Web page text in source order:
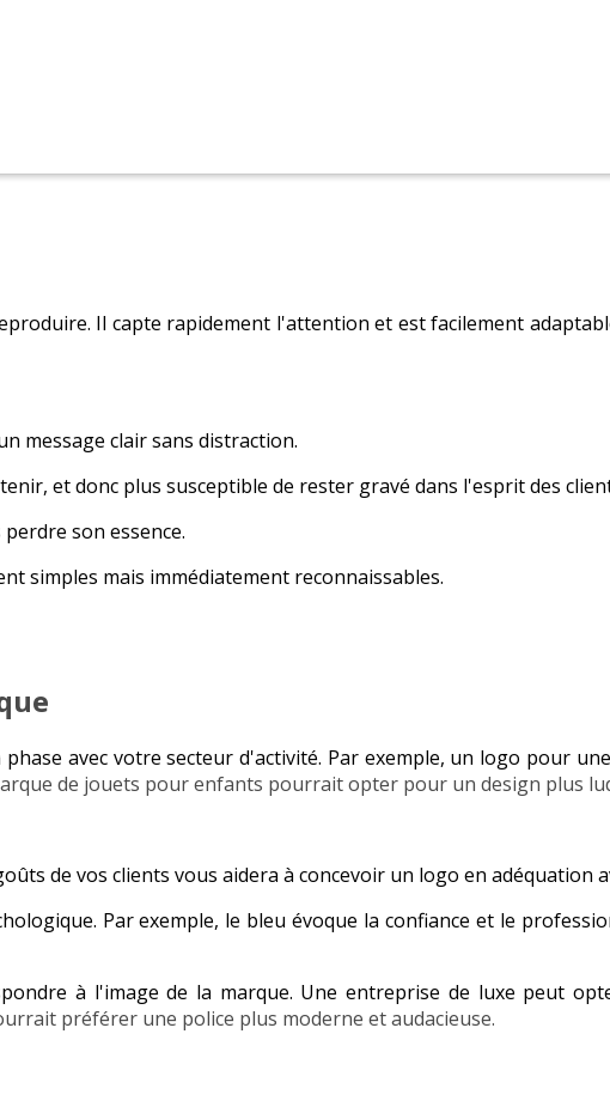
Il capte rapidement l'attention et est facilement
message clair sans distraction.
et donc plus susceptible de rester gravé dans l'esprit des
son essence.
simples mais immédiatement reconnaissables.
avec votre secteur d'activité. Par exemple, un logo pour
de jouets pour enfants pourrait opter pour un design plus
de vos clients vous aidera à concevoir un logo en adéquation
Par exemple, le bleu évoque la confiance et le
à l'image de la marque. Une entreprise de luxe peut
préférer une police plus moderne et audacieuse.